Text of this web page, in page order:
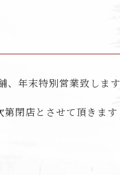
、年末特別営業致します
閉店とさせて頂きます